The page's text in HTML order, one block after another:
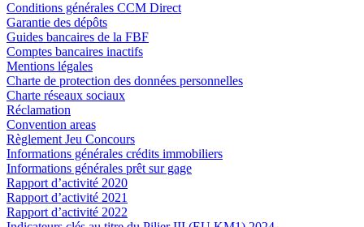
Conditions générales CCM Direct
Garantie des dépôts
Guides bancaires de la FBF
Comptes bancaires inactifs
Mentions légales
Charte de protection des données personnelles
Charte réseaux sociaux
Réclamation
Convention areas
Règlement Jeu Concours
Informations générales crédits immobiliers
Informations générales prêt sur gage
Rapport d’activité 2020
Rapport d’activité 2021
Rapport d’activité 2022